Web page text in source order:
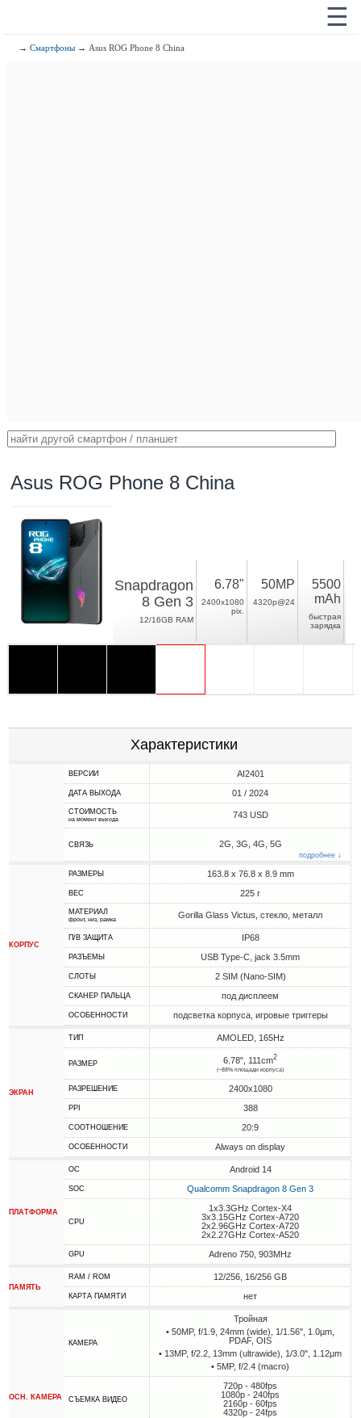
☰
→Смартфоны → Asus ROG Phone 8 China
Asus ROG Phone 8 China
Snapdragon
8 Gen 3
12/16GB RAM
6.78"
2400x1080
pix.
50MP
4320p@24
5500
mAh
быстрая
зарядка
Характеристики
ВЕРСИИ AI2401
ДАТА ВЫХОДА 01 / 2024
СТОИМОСТЬ
на момент выхода 743 USD
СВЯЗЬ 2G, 3G, 4G, 5G
подробнее ↓
КОРПУС
РАЗМЕРЫ 163.8 x 76.8 x 8.9 mm
ВЕС 225 г
МАТЕРИАЛ
фронт, низ, рамка Gorilla Glass Victus, стекло, металл
П/В ЗАЩИТА IP68
РАЗЪЕМЫ USB Type-C, jack 3.5mm
СЛОТЫ 2 SIM (Nano-SIM)
СКАНЕР ПАЛЬЦА под дисплеем
ОСОБЕННОСТИ подсветка корпуса, игровые триггеры
ЭКРАН
ТИП AMOLED, 165Hz
РАЗМЕР 6.78", 111cm2
(~88% площади корпуса)
РАЗРЕШЕНИЕ 2400x1080
PPI 388
СООТНОШЕНИЕ 20:9
ОСОБЕННОСТИ Always on display
ПЛАТФОРМА
ОС Android 14
SOC Qualcomm Snapdragon 8 Gen 3
CPU
1x3.3GHz Cortex-X4
3x3.15GHz Cortex-A720
2x2.96GHz Cortex-A720
2x2.27GHz Cortex-A520
GPU Adreno 750, 903MHz
ПАМЯТЬ
RAM / ROM 12/256, 16/256 GB
КАРТА ПАМЯТИ нет
ОСН. КАМЕРА
КАМЕРА
Тройная
• 50MP, f/1.9, 24mm (wide), 1/1.56", 1.0µm,
PDAF, OIS
• 13MP, f/2.2, 13mm (ultrawide), 1/3.0", 1.12µm
• 5MP, f/2.4 (macro)
СЪЕМКА ВИДЕО
720p - 480fps
1080p - 240fps
2160p - 60fps
4320p - 24fps